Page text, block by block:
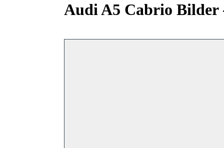
Audi A5 Cabrio Bilder